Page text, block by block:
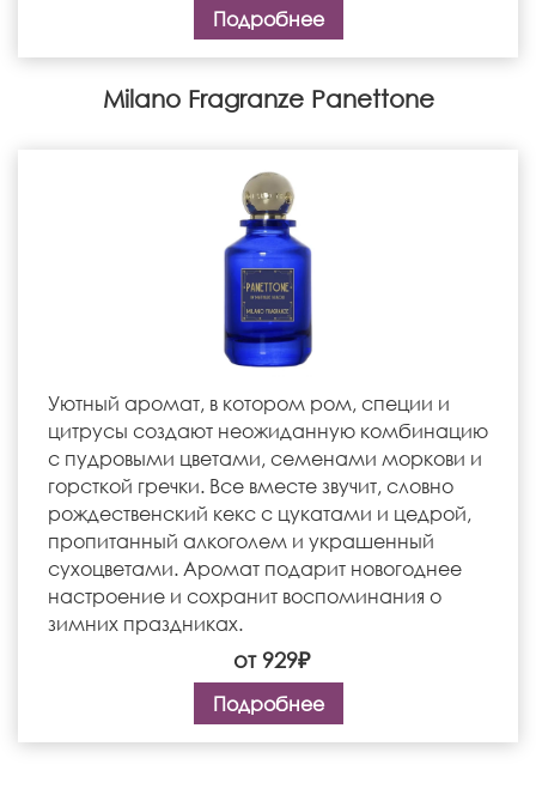
Подробнее
Milano Fragranze Panettone
Уютный аромат, в котором ром, специи и
цитрусы создают неожиданную комбинацию
с пудровыми цветами, семенами моркови и
горсткой гречки. Все вместе звучит, словно
рождественский кекс с цукатами и цедрой,
пропитанный алкоголем и украшенный
сухоцветами. Аромат подарит новогоднее
настроение и сохранит воспоминания о
зимних праздниках.
от 929₽
Подробнее